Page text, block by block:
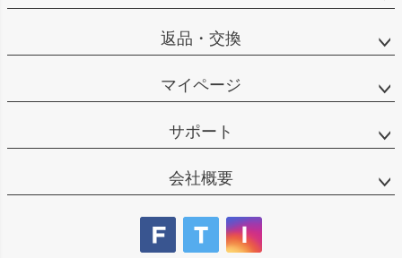
返品・交換
マイページ
サポート
会社概要